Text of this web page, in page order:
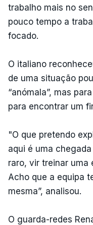
trabalho mais no
pouco tempo a
focado.
O italiano
de uma situação
“anómala”, mas
para encontrar um
"O que pretendo
aqui é uma
raro, vir treinar uma
Acho que a equipa
mesma”, analisou.
O guarda-redes